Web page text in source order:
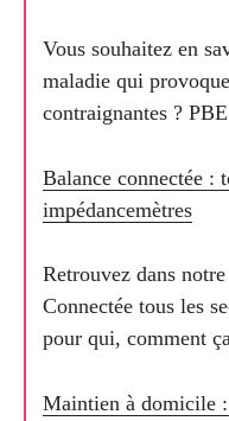
Vous souhaitez en
maladie qui
contraignantes ?
Balance connectée :
impédancemètres
Retrouvez dans
Connectée tous les
pour qui, comment
Maintien à domicile